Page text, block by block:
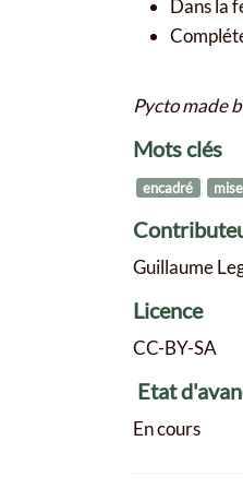
Dans la
Pycto made
Mots clés
encadré
Guillaume
Licence
CC-BY-SA
Etat
En cours